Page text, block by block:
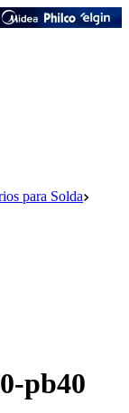
para Solda
pb40